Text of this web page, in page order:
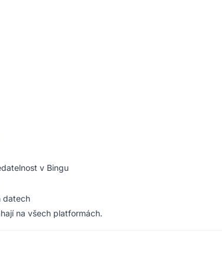
v Bingu
datech
na všech platformách.